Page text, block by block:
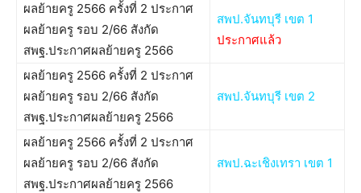
ผลย้ายครู 2566 ครั้งที่ 2 ประกาศ
ผลย้ายครู รอบ 2/66 สังกัด
สพฐ.ประกาศผลย้ายครู 2566
สพป.จันทบุรี เขต 1
ประกาศแล้ว
ผลย้ายครู 2566 ครั้งที่ 2 ประกาศ
ผลย้ายครู รอบ 2/66 สังกัด
สพฐ.ประกาศผลย้ายครู 2566
สพป.จันทบุรี เขต 2
ผลย้ายครู 2566 ครั้งที่ 2 ประกาศ
ผลย้ายครู รอบ 2/66 สังกัด
สพฐ.ประกาศผลย้ายครู 2566
สพป.ฉะเชิงเทรา เขต 1